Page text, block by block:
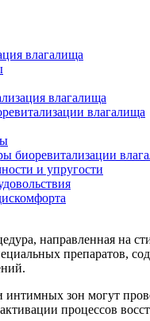
влагалища
влагалища
влагалища
биоревитализации
и упругости
направленная на
препаратов,
зон могут
процессов